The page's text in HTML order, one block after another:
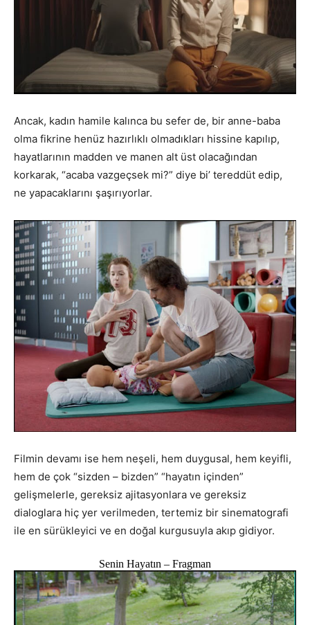
Ancak, kadın hamile kalınca bu sefer de, bir anne-baba
olma fikrine henüz hazırlıklı olmadıkları hissine kapılıp,
hayatlarının madden ve manen alt üst olacağından
korkarak, “acaba vazgeçsek mi?” diye bi’ tereddüt edip,
ne yapacaklarını şaşırıyorlar.
Filmin devamı ise hem neşeli, hem duygusal, hem keyifli,
hem de çok “sizden – bizden” “hayatın içinden”
gelişmelerle, gereksiz ajitasyonlara ve gereksiz
dialoglara hiç yer verilmeden, tertemiz bir sinematografi
ile en sürükleyici ve en doğal kurgusuyla akıp gidiyor.
Senin Hayatın – Fragman